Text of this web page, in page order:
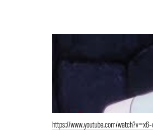
https://www.youtube.com/watch?v=x6-